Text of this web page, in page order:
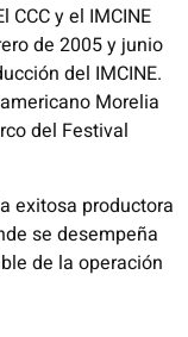
CCC y el IMCINE
de 2005 y junio
del IMCINE.
Morelia
del Festival
exitosa productora
se desempeña
de la operación